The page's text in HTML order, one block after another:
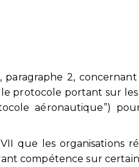
paragraphe 2,
protocole portant sur
aéronautique”)
que les organisations
compétence sur